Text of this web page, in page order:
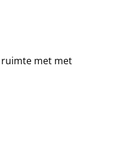
ruimte met met